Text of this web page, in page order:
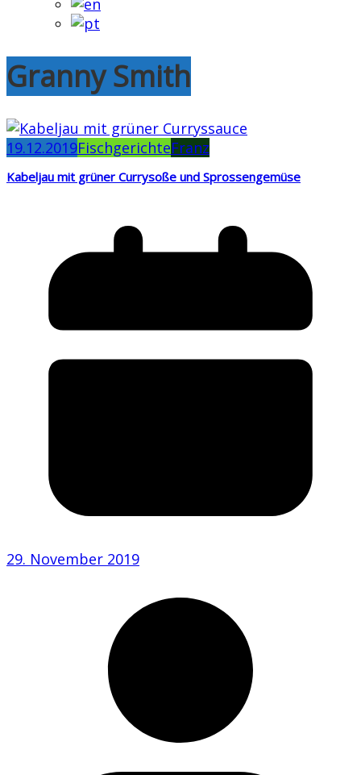
Granny Smith
19.12.2019FischgerichteFranz
Kabeljau mit grüner Currysoße und Sprossengemüse
29. November 2019